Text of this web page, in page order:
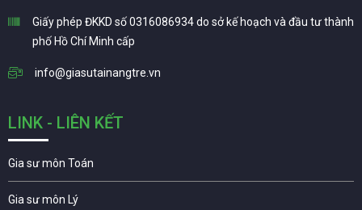
Giấy phép ĐKKD số 0316086934 do sở kế hoạch và đầu tư thành
phố Hồ Chí Minh cấp
info@giasutainangtre.vn
LINK - LIÊN KẾT
Gia sư môn Toán
Gia sư môn Lý